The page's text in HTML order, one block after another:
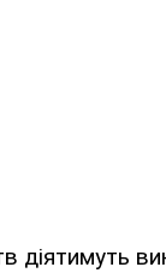
діятимуть